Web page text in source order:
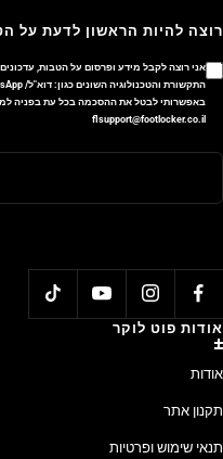
רוצה להיות הראשון לדעת על
אני רוצה לקבל מידע ופרסום על הטבות,
באפשרותי לבטל את ההסכמה בכל עת בפניה
flsupport@footlocker.co.il
אודות פוט לוקר
אודות
תקנון אתר
תנאי שימוש ופרטיות